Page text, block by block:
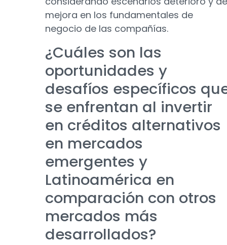
mejora en los fundamentales de
negocio de las compañías.
¿Cuáles son las
oportunidades y
desafíos específicos
se enfrentan al invertir
en créditos alternativos
en mercados
emergentes y
Latinoamérica en
comparación con otros
mercados más
desarrollados?